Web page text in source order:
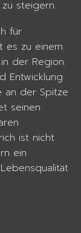
steigern.
für
es zu einem
in der Region.
Entwicklung
an der Spitze
seinen
ist nicht
ein